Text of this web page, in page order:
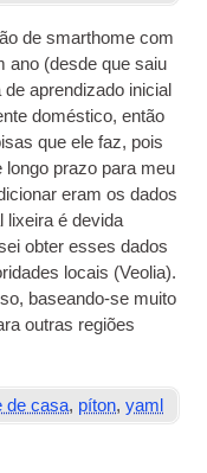
de smarthome com
ano (desde que saiu
aprendizado inicial
doméstico, então
que ele faz, pois
longo prazo para meu
eram os dados
lixeira é devida
obter esses dados
locais (Veolia).
baseando-se muito
outras regiões
de casa, píton,yaml